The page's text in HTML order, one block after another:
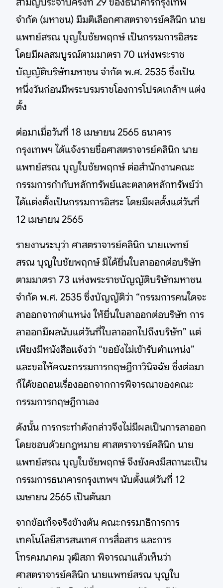
จำกัด (มหาชน) มีมติเลือกศาสตราจารย์คลินิก นาย
แพทย์สรณ บุญใบชัยพฤกษ์ เป็นกรรมการอิสระ
โดยมีผลสมบูรณ์ตามมาตรา 70 แห่งพระราช
บัญญัติบริษัทมหาชน จำกัด พ.ศ. 2535 ซึ่งเป็น
หนึ่งวันก่อนมีพระบรมราชโองการโปรดเกล้าฯ แต่ง
ตั้ง
ต่อมาเมื่อวันที่ 18 เมษายน 2565 ธนาคาร
กรุงเทพฯ ได้แจ้งรายชื่อศาสตราจารย์คลินิก นาย
แพทย์สรณ บุญใบชัยพฤกษ์ ต่อสำนักงานคณะ
กรรมการกำกับหลักทรัพย์และตลาดหลักทรัพย์ว่า
ได้แต่งตั้งเป็นกรรมการอิสระ โดยมีผลตั้งแต่วันที่
12 เมษายน 2565
รายงานระบุว่า ศาสตราจารย์คลินิก นายแพทย์
สรณ บุญใบชัยพฤกษ์ มิได้ยื่นใบลาออกต่อบริษัท
ตามมาตรา 73 แห่งพระราชบัญญัติบริษัทมหาชน
จำกัด พ.ศ. 2535 ซึ่งบัญญัติว่า “กรรมการคนใดจะ
ลาออกจากตำแหน่ง ให้ยื่นใบลาออกต่อบริษัท การ
ลาออกมีผลนับแต่วันที่ใบลาออกไปถึงบริษัท” แต่
เพียงมีหนังสือแจ้งว่า “ขอยังไม่เข้ารับตำแหน่ง”
และขอให้คณะกรรมการกฤษฎีกาวินิจฉัย ซึ่งต่อมา
ก็ได้ขอถอนเรื่องออกจากการพิจารณาของคณะ
กรรมการกฤษฎีกาเอง
ดังนั้น การกระทำดังกล่าวจึงไม่มีผลเป็นการลาออก
โดยชอบด้วยกฎหมาย ศาสตราจารย์คลินิก นาย
แพทย์สรณ บุญใบชัยพฤกษ์ จึงยังคงมีสถานะเป็น
กรรมการธนาคารกรุงเทพฯ นับตั้งแต่วันที่ 12
เมษายน 2565 เป็นต้นมา
จากข้อเท็จจริงข้างต้น คณะกรรมาธิการการ
เทคโนโลยีสารสนเทศ การสื่อสาร และการ
โทรคมนาคม วุฒิสภา พิจารณาแล้วเห็นว่า
ศาสตราจารย์คลินิก นายแพทย์สรณ บุญใบ